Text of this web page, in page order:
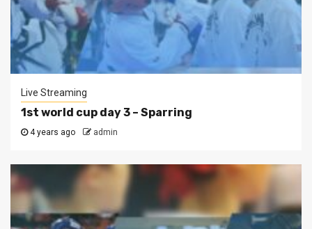
Live Streaming
1st world cup day 3 – Sparring
4 years ago admin